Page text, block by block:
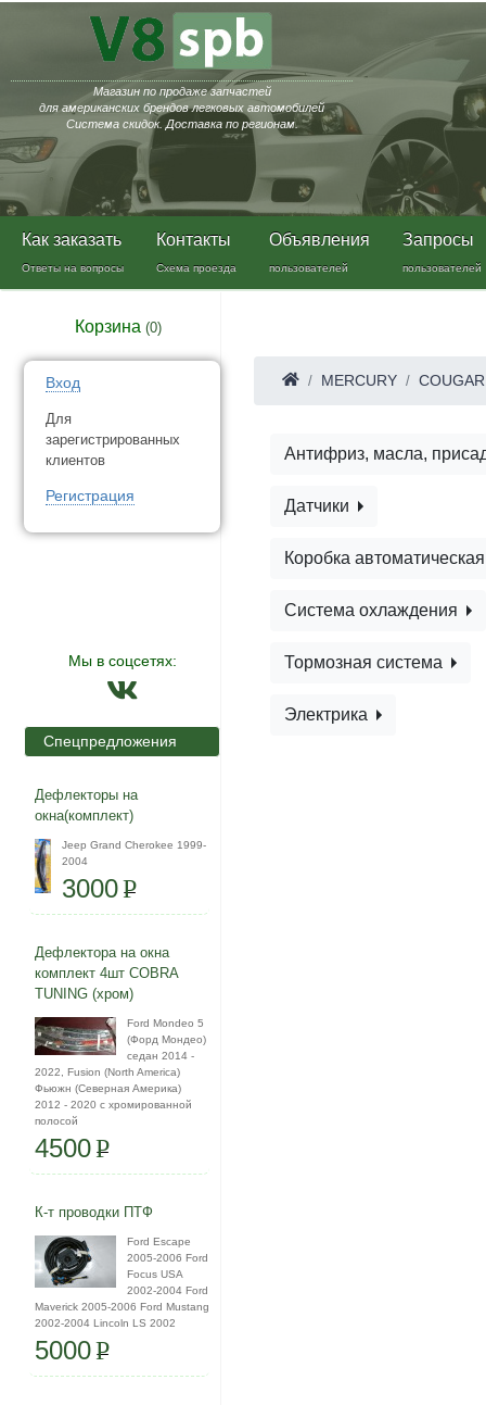
Магазин по продаже запчастей
для американских брендов легковых автомобилей
Система скидок. Доставка по регионам.
Как заказать
Ответы на вопросы
Контакты
Схема проезда
Объявления
пользователей
Запросы
пользователей
Корзина (0)
Вход
Для
зарегистрированных
клиентов
Регистрация
Мы в соцсетях:
Спецпредложения
Дефлекторы на
окна(комплект)
Jeep Grand Cherokee 1999-
2004
3000P
Дефлектора на окна
комплект 4шт COBRA
TUNING (хром)
Ford Mondeo 5
(Форд Мондео)
седан 2014 -
2022, Fusion (North America)
Фьюжн (Северная Америка)
2012 - 2020 с хромированной
полосой
4500P
К-т проводки ПТФ
Ford Escape
2005-2006 Ford
Focus USA
2002-2004 Ford
Maverick 2005-2006 Ford Mustang
2002-2004 Lincoln LS 2002
5000P
MERCURY COUGAR
Антифриз, масла,
Датчики
Коробка
Система охлаждения
Тормозная система
Электрика